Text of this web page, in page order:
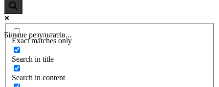
Більше результатів...
Exact matches only
Search in title
Search in content